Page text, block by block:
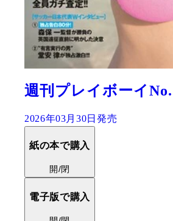
堂安律『俺しかい
2023年03月20日発売
開/閉